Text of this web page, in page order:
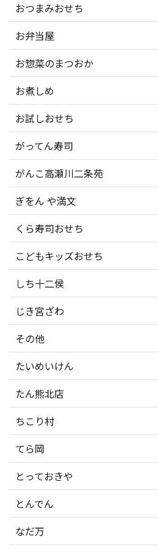
おつまみおせち
お弁当屋
お惣菜のまつおか
お煮しめ
お試しおせち
がってん寿司
がんこ高瀬川二条苑
ぎをん や満文
くら寿司おせち
こどもキッズおせち
しち十二侯
じき宮ざわ
その他
たいめいけん
たん熊北店
ちこり村
てら岡
とっておきや
とんでん
なだ万